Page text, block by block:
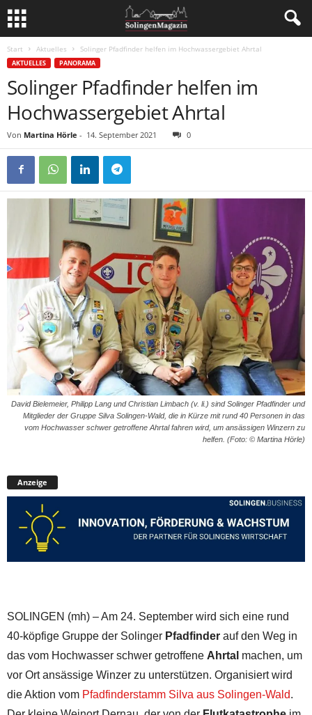
Start Aktuelles Solinger Pfadfinder helfen im Hochwassergebiet Ahrtal
AKTUELLES PANORAMA
Solinger Pfadfinder helfen im
Hochwassergebiet Ahrtal
Von Martina Hörle - 14. September 2021 0
David Bielemeier, Philipp Lang und Christian Limbach (v. li.) sind Solinger Pfadfinder und
Mitglieder der Gruppe Silva Solingen-Wald, die in Kürze mit rund 40 Personen in das
vom Hochwasser schwer getroffene Ahrtal fahren wird, um ansässigen Winzern zu
helfen. (Foto: © Martina Hörle)
Anzeige
SOLINGEN (mh) – Am 24. September wird sich eine rund
40-köpfige Gruppe der Solinger Pfadfinder auf den Weg in
das vom Hochwasser schwer getroffene Ahrtal machen, um
vor Ort ansässige Winzer zu unterstützen. Organisiert wird
die Aktion vom Pfadfinderstamm Silva aus Solingen-Wald.